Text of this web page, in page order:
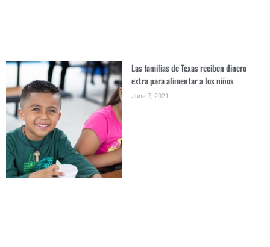
Las familias de Texas reciben dinero
extra para alimentar a los niños
June 7, 2021